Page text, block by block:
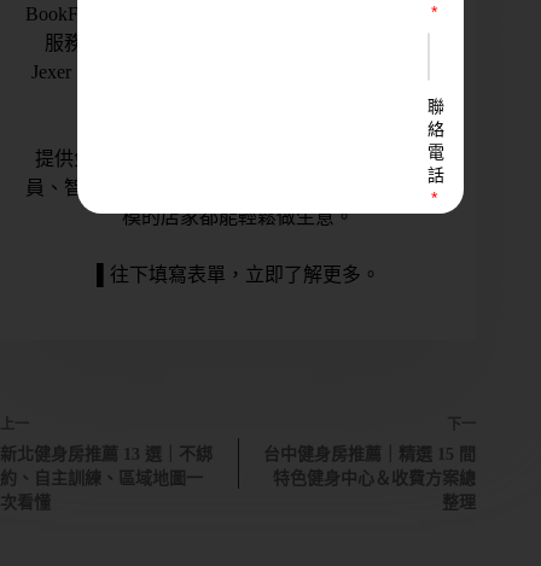
BookFast 是台灣運動產業智能管理系統的領軍者，
服務超過 1000+ 品牌，包含知名連鎖品牌，如
Jexer、MORE FIT、Pulse Gym、KX Pilates、聯新
提供免押金金流、完善的營運管理系統，整合會
員、智能門禁、會籍、帳務、行銷管理，讓不同規
模的店家都能輕鬆做生意。
▌往下填寫表單，立即了解更多。
上一
新北健身房推薦 13 選｜不綁
約、自主訓練、區域地圖一
次看懂
下一
台中健身房推薦｜精選 15 間
特色健身中心＆收費方案總
整理
聯
絡
電
話
業
態